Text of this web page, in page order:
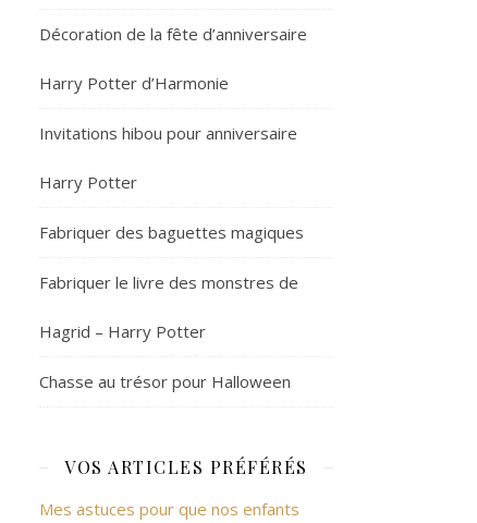
Décoration de la fête d’anniversaire
Harry Potter d’Harmonie
Invitations hibou pour anniversaire
Harry Potter
Fabriquer des baguettes magiques
Fabriquer le livre des monstres de
Hagrid – Harry Potter
Chasse au trésor pour Halloween
VOS ARTICLES PRÉFÉRÉS
Mes astuces pour que nos enfants